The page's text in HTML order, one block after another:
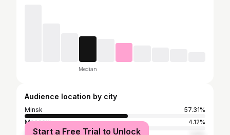
Median
Audience location by city
Minsk
57.31%
Moscow
4.12%
Start a Free Trial to Unlock